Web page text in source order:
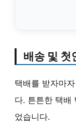
배송 및 첫
택배를 받자마
다. 튼튼한 택배
었습니다.